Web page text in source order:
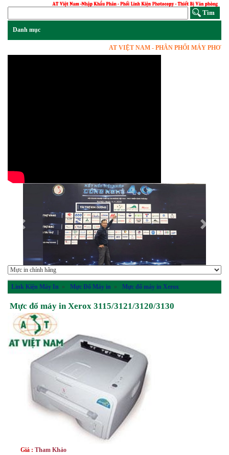
AT VIỆT NAM - PHÂN PHỐI MÁY
Previous Next
Link Kiện Máy In » Mực Đổ Máy in » Mực đổ máy in Xerox
Mực đổ máy in Xerox 3115/3121/3120/3130
Giá : Tham Khảo